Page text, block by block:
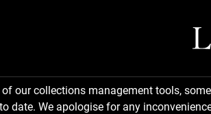
of our collections management tools,
date. We apologise for any